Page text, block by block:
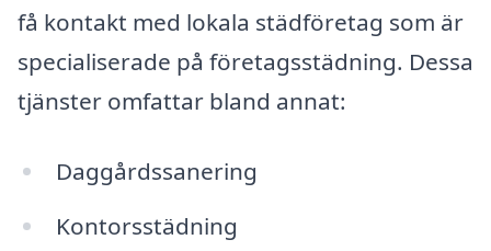
få kontakt med lokala städföretag som är
specialiserade på företagsstädning. Dessa
tjänster omfattar bland annat:
Daggårdssanering
Kontorsstädning